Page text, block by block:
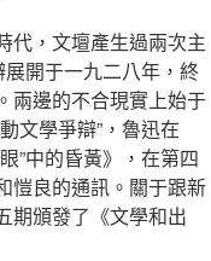
代，文壇產生過兩次主
開于一九二八年，終
兩邊的不合現實上始于
文學爭辯”，魯迅在
”中的昏黃》，在第四
愷良的通訊。關于跟新
期頒發了《文學和出